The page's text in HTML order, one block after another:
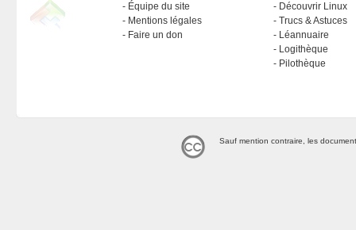
Équipe du site
Mentions légales
Faire un don
Découvrir Linux
Trucs & Astuces
Léannuaire
Logithèque
Pilothèque
Sauf mention contraire, les